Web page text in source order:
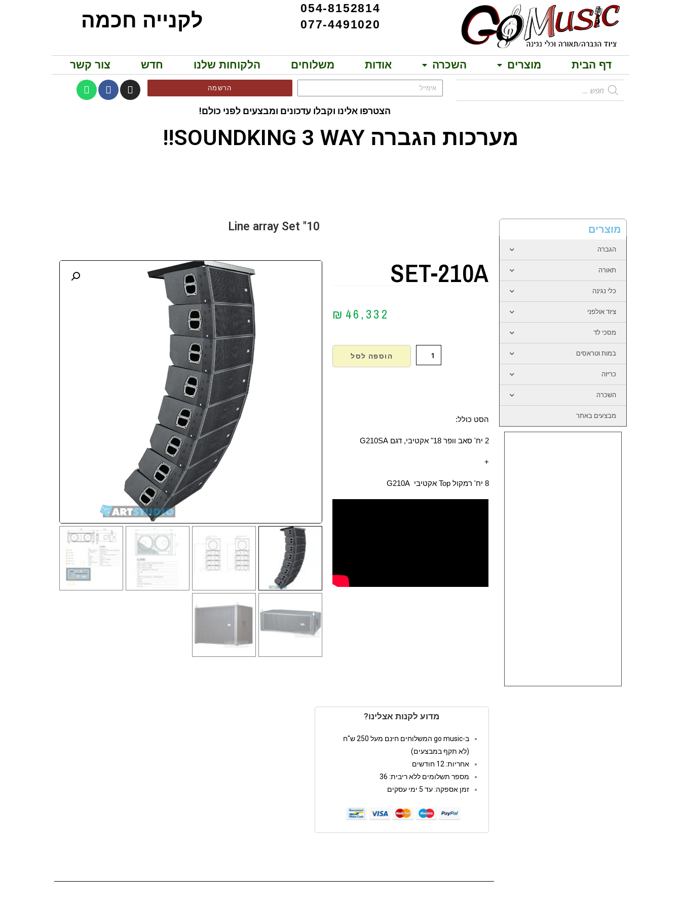
054-8152814
077-4491020
לקנייה חכמה
דף הבית מוצרים השכרה אודות משלוחים הלקוחות שלנו חדש צור קשר
הרשמה
הצטרפו אלינו וקבלו עדכונים ומבצעים לפני כולם!
מערכות הגברה SOUNDKING 3 WAY!!
מבחר בידוריות מבית APEXTONE!!
מוצרים
הגברה
תאורה
כלי נגינה
ציוד אולפני
מסכי לד
במות וטראסים
כריזה
השכרה
מבצעים באתר
10" Line array Set
SET-210A
₪ 46,332
הוספה לסל
הסט כולל:
2 יח' סאב וופר 18" אקטיבי, דגם G210SA
+
8 יח' רמקול Top אקטיבי G210A
מדוע לקנות אצלינו?
ב-go music המשלוחים חינם מעל 250 ש"ח
(לא תקף במבצעים)
אחריות: 12 חודשים
מספר תשלומים ללא ריבית: 36
זמן אספקה: עד 5 ימי עסקים